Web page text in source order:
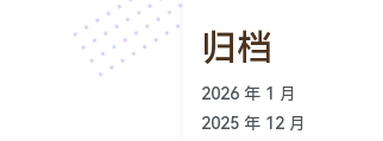
归档
2026 年 1 月
2025 年 12 月